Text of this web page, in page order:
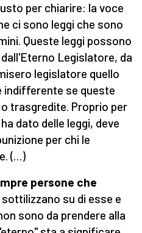
per chiarire: la voce
ci sono leggi che sono
Queste leggi possono
Legislato­re, da
legislatore quello
indiffe­rente se queste
trasgredite. Pro­prio per
dato delle leggi, deve
per chi le
(…)
persone che
sottilizzano su di esse e
sono da prendere alla